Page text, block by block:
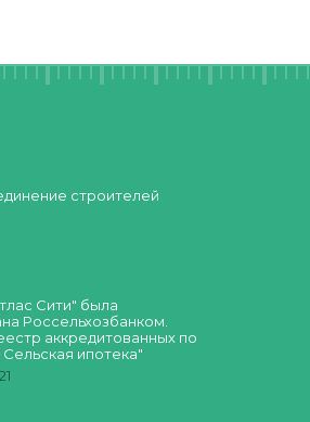
строителей
Сити" была
Россельхозбанком.
аккредитованных по
ипотека"